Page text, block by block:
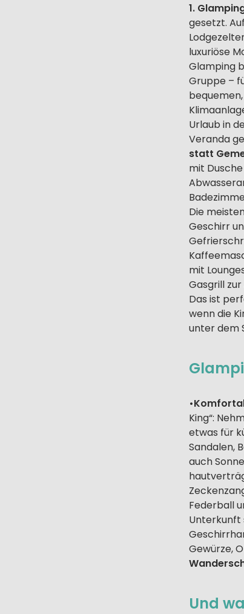
1.
gesetzt.
luxuriöse
Glamping
Gruppe –
Urlaub in
Veranda
statt
mit
Die
Geschirr
mit
Gasgrill
Das ist
wenn die
unter dem
King“:
etwas für
Sandalen,
auch
Federball
Unterkunft
Gewürze,
Und